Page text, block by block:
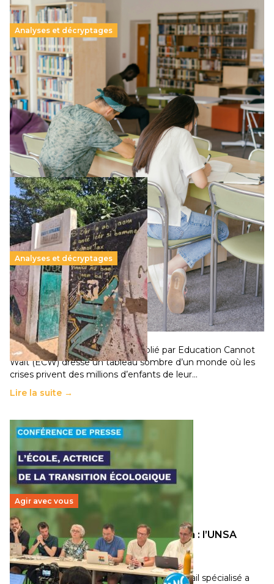
Analyses et décryptages
Supérieur privé : une dérive qui met à mal la
promesse républicaine
11 juillet 2026-
Le projet de loi sur la régulation de l’enseignement
supérieur privé met en lumière l’amplification d’un système
qui relègue l’acte pédagogique au superfétatoire, voire à…
Lire la suite →
Analyses et décryptages
258 millions d’enfants victimes de la guerre, des
chocs climatiques et des déplacements de
population
11 juillet 2026- National
Un nouveau rapport mondial publié par Education Cannot
Wait (ECW) dresse un tableau sombre d’un monde où les
crises privent des millions d’enfants de leur…
Lire la suite →
Agir avec vous
Transition écologique de l’éducation : l’UNSA
Éducation fait bouger les lignes
30 juin 2026-National
Pendant plusieurs mois, un groupe de travail spécialisé a